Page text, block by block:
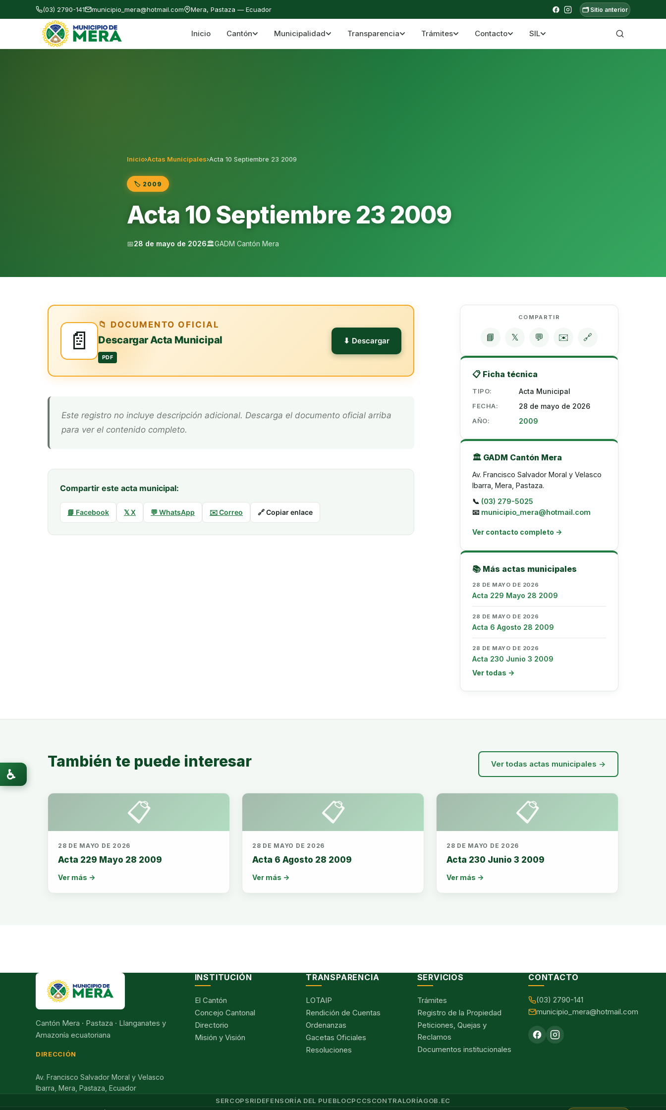
(03) 2790-141 municipio_mera@hotmail.com Mera, Pastaza — Ecuador 🗂️ Sitio anterior
Gobierno Autónomo Descentralizado Municipal del Cantón Mera Cantón Mera · Pastaza · Llanganates y Amazonía ecuatoriana
Inicio Cantón Municipalidad Transparencia Trámites Contacto SIL
Inicio›Actas Municipales›Acta 10 Septiembre 23 2009
🏷️ 2009
Acta 10 Septiembre 23 2009
📅28 de mayo de 2026🏛️GADM Cantón Mera
📄
📁 DOCUMENTO OFICIAL
Descargar Acta Municipal
PDF
⬇ Descargar
Este registro no incluye descripción adicional. Descarga el documento oficial arriba
para ver el contenido completo.
Compartir este acta municipal:
📘 Facebook 𝕏 X 💬 WhatsApp ✉️ Correo 🔗 Copiar enlace
COMPARTIR
📘 𝕏 💬 ✉️ 🔗
📋 Ficha técnica
TIPO: Acta Municipal
FECHA: 28 de mayo de 2026
AÑO: 2009
🏛️ GADM Cantón Mera
Av. Francisco Salvador Moral y Velasco
Ibarra, Mera, Pastaza.
📞 (03) 279-5025
📧 municipio_mera@hotmail.com
Ver contacto completo →
📚 Más actas municipales
28 DE MAYO DE 2026
Acta 229 Mayo 28 2009
28 DE MAYO DE 2026
Acta 6 Agosto 28 2009
28 DE MAYO DE 2026
Acta 230 Junio 3 2009
Ver todas →
También te puede interesar Ver todas actas municipales →
📋
28 DE MAYO DE 2026
Acta 229 Mayo 28 2009
Ver más →
📋
28 DE MAYO DE 2026
Acta 6 Agosto 28 2009
Ver más →
📋
28 DE MAYO DE 2026
Acta 230 Junio 3 2009
Ver más →
Cantón Mera · Pastaza · Llanganates y
Amazonía ecuatoriana
DIRECCIÓN
Av. Francisco Salvador Moral y Velasco
Ibarra, Mera, Pastaza, Ecuador
INSTITUCIÓN
El Cantón
Concejo Cantonal
Directorio
Misión y Visión
TRANSPARENCIA
LOTAIP
Rendición de Cuentas
Ordenanzas
Gacetas Oficiales
Resoluciones
SERVICIOS
Trámites
Registro de la Propiedad
Peticiones, Quejas y
Reclamos
Documentos institucionales
CONTACTO
(03) 2790-141
municipio_mera@hotmail.com
SERCOPSRIDEFENSORÍA DEL PUEBLOCPCCSCONTRALORÍAGOB.EC
♿